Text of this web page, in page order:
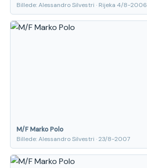
Billede: Alessandro Silvestri · Rijeka 4/8-2006
M/F Marko Polo
Billede: Alessandro Silvestri · 23/8-2007